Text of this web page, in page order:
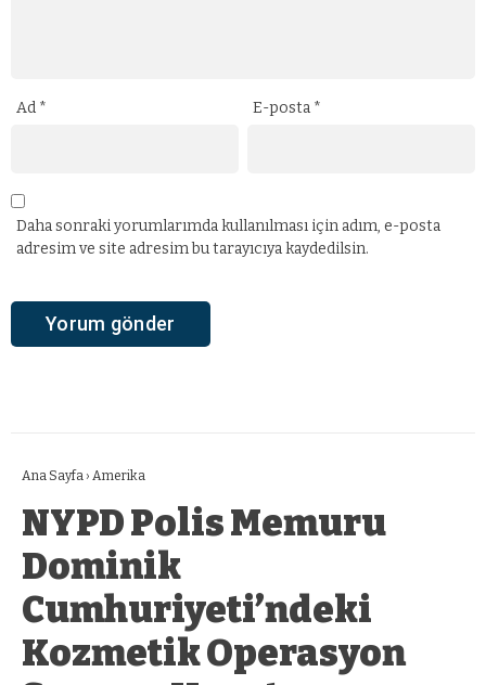
Ad * E-posta *
Daha sonraki yorumlarımda kullanılması için adım, e-posta
adresim ve site adresim bu tarayıcıya kaydedilsin.
Ana Sayfa › Amerika
NYPD Polis Memuru
Dominik
Cumhuriyeti’ndeki
Kozmetik Operasyon